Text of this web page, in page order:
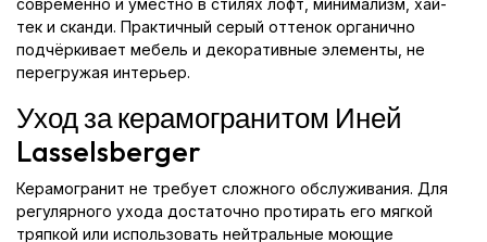
современно и уместно в стилях лофт, минимализм, хай-
тек и сканди. Практичный серый оттенок органично
подчёркивает мебель и декоративные элементы, не
перегружая интерьер.
Уход за керамогранитом Иней
Lasselsberger
Керамогранит не требует сложного обслуживания. Для
регулярного ухода достаточно протирать его мягкой
тряпкой или использовать нейтральные моющие